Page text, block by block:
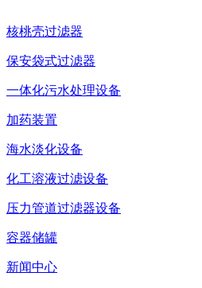
核桃壳过滤器
保安袋式过滤器
一体化污水处理设备
加药装置
海水淡化设备
化工溶液过滤设备
压力管道过滤器设备
容器储罐
新闻中心